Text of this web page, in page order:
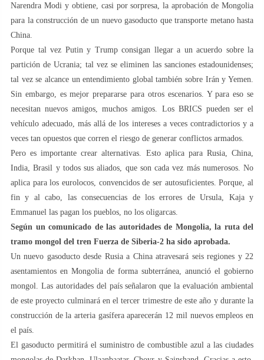
Narendra Modi y obtiene, casi por sorpresa, la aprobación de Mongolia
para la construcción de un nuevo gasoducto que transporte metano hasta
China.
Porque tal vez Putin y Trump consigan llegar a un acuerdo sobre la
partición de Ucrania; tal vez se eliminen las sanciones estadounidenses;
tal vez se alcance un entendimiento global también sobre Irán y Yemen.
Sin embargo, es mejor prepararse para otros escenarios. Y para eso se
necesitan nuevos amigos, muchos amigos. Los BRICS pueden ser el
vehículo adecuado, más allá de los intereses a veces contradictorios y a
veces tan opuestos que corren el riesgo de generar conflictos armados.
Pero es importante crear alternativas. Esto aplica para Rusia, China,
India, Brasil y todos sus aliados, que son cada vez más numerosos. No
aplica para los eurolocos, convencidos de ser autosuficientes. Porque, al
fin y al cabo, las consecuencias de los errores de Ursula, Kaja y
Emmanuel las pagan los pueblos, no los oligarcas.
Según un comunicado de las autoridades de Mongolia, la ruta del
tramo mongol del tren Fuerza de Siberia-2 ha sido aprobada.
Un nuevo gasoducto desde Rusia a China atravesará seis regiones y 22
asentamientos en Mongolia de forma subterránea, anunció el gobierno
mongol. Las autoridades del país señalaron que la evaluación ambiental
de este proyecto culminará en el tercer trimestre de este año y durante la
construcción de la arteria gasífera aparecerán 12 mil nuevos empleos en
el país.
El gasoducto permitirá el suministro de combustible azul a las ciudades